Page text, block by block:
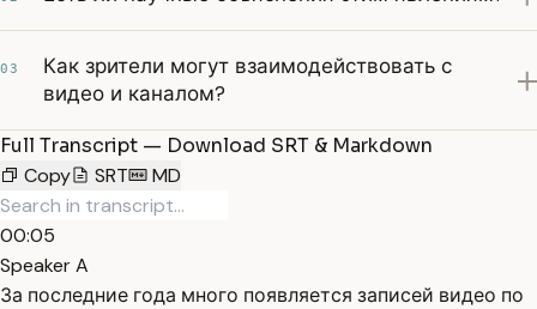
03
Как зрители могут взаимодействовать с
видео и каналом?
Full Transcript — Download SRT & Markdown
Copy
SRT MD
00:05
Speaker A
За последние года много появляется записей видео по